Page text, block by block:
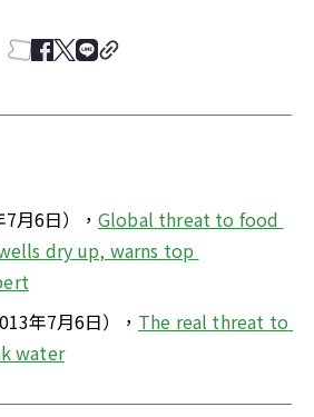
月6日）， Global threat to food
dry up, warns top
年7月6日）， The real threat to
water